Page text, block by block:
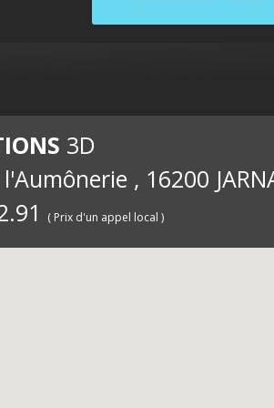
3D
, 16200
( Prix d'un appel local )